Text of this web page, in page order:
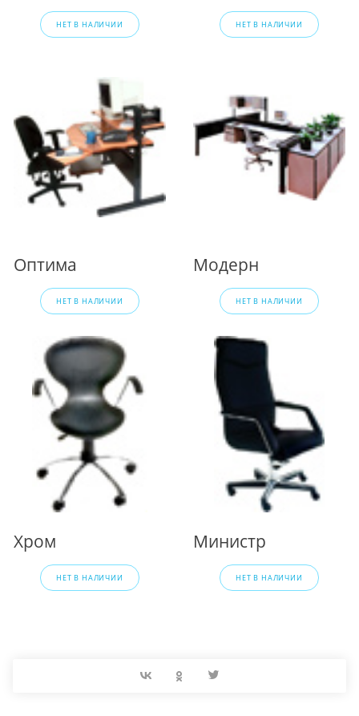
НЕТ В НАЛИЧИИ НЕТ В НАЛИЧИИ
Оптима
НЕТ В НАЛИЧИИ
Модерн
НЕТ В НАЛИЧИИ
Хром
НЕТ В НАЛИЧИИ
Министр
НЕТ В НАЛИЧИИ